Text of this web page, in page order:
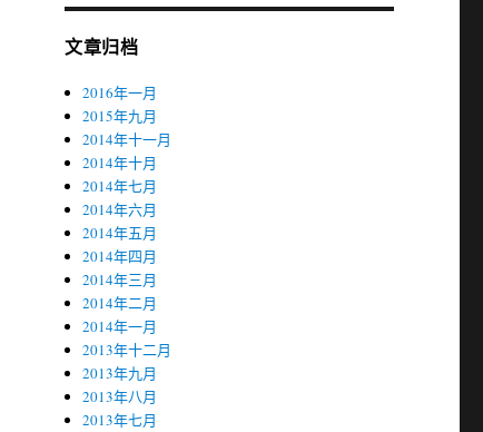
文章归档
2016年一月
2015年九月
2014年十一月
2014年十月
2014年七月
2014年六月
2014年五月
2014年四月
2014年三月
2014年二月
2014年一月
2013年十二月
2013年九月
2013年八月
2013年七月